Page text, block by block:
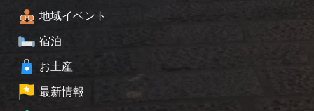
地域イベント
宿泊
お土産
最新情報